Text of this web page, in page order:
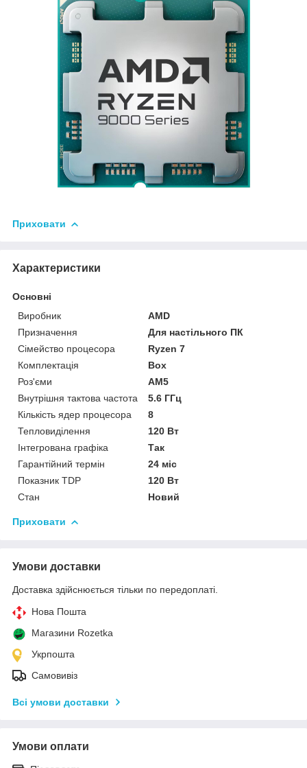
Приховати
Характеристики
Основні
Виробник
AMD
Призначення
Для настільного ПК
Сімейство процесора
Ryzen 7
Комплектація
Box
Роз'єми
AM5
Внутрішня тактова частота
5.6 ГГц
Кількість ядер процесора
8
Тепловиділення
120 Вт
Інтегрована графіка
Так
Гарантійний термін
24 міс
Показник TDP
120 Вт
Стан
Новий
Приховати
Умови доставки
Доставка здійснюється тільки по передоплаті.
Нова Пошта
Магазини Rozetka
Укрпошта
Самовивіз
Всі умови доставки
Умови оплати